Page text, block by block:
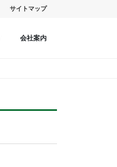
サイトマップ
会社案内